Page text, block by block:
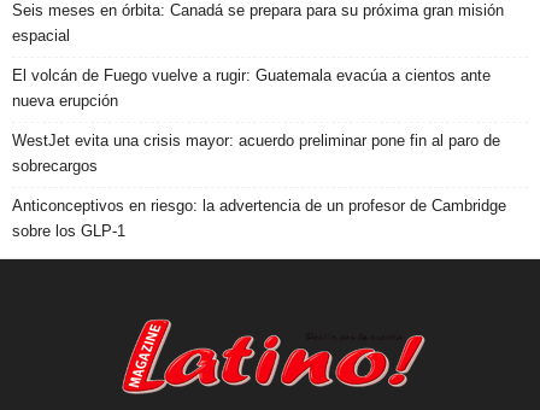
Seis meses en órbita: Canadá se prepara para su próxima gran misión
espacial
El volcán de Fuego vuelve a rugir: Guatemala evacúa a cientos ante
nueva erupción
WestJet evita una crisis mayor: acuerdo preliminar pone fin al paro de
sobrecargos
Anticonceptivos en riesgo: la advertencia de un profesor de Cambridge
sobre los GLP-1